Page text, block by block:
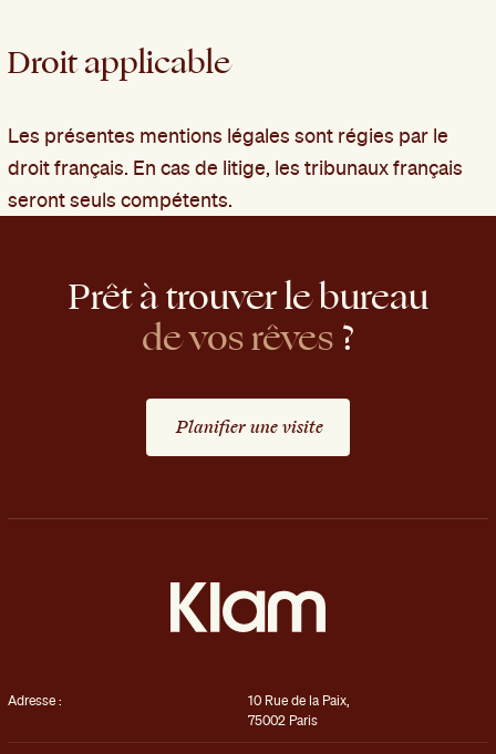
Droit applicable
Les présentes mentions légales sont régies par le
droit français. En cas de litige, les tribunaux français
seront seuls compétents.
Prêtàtrouverlebureau
devosrêves?
Planifier une visite
Adresse :
10 Rue de la Paix,
75002 Paris